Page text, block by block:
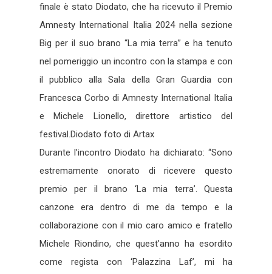
finale è stato Diodato, che ha ricevuto il Premio
Amnesty International Italia 2024 nella sezione
Big per il suo brano “La mia terra” e ha tenuto
nel pomeriggio un incontro con la stampa e con
il pubblico alla Sala della Gran Guardia con
Francesca Corbo di Amnesty International Italia
e Michele Lionello, direttore artistico del
festival.Diodato foto di Artax
Durante l’incontro Diodato ha dichiarato: “Sono
estremamente onorato di ricevere questo
premio per il brano ‘La mia terra’. Questa
canzone era dentro di me da tempo e la
collaborazione con il mio caro amico e fratello
Michele Riondino, che quest’anno ha esordito
come regista con ‘Palazzina Laf’, mi ha